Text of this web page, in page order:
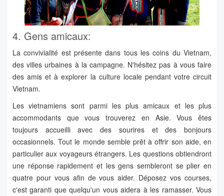
4. Gens amicaux:
La convivialité est présente dans tous les coins du Vietnam,
des villes urbaines à la campagne. N'hésitez pas à vous faire
des amis et à explorer la culture locale pendant votre circuit
Vietnam.
Les vietnamiens sont parmi les plus amicaux et les plus
accommodants que vous trouverez en Asie. Vous êtes
toujours accueilli avec des sourires et des bonjours
occasionnels. Tout le monde semble prêt à offrir son aide, en
particulier aux voyageurs étrangers. Les questions obtiendront
une réponse rapidement et les gens sembleront se plier en
quatre pour vous afin de vous aider. Déposez vos courses,
c'est garanti que quelqu'un vous aidera à les ramasser. Vous